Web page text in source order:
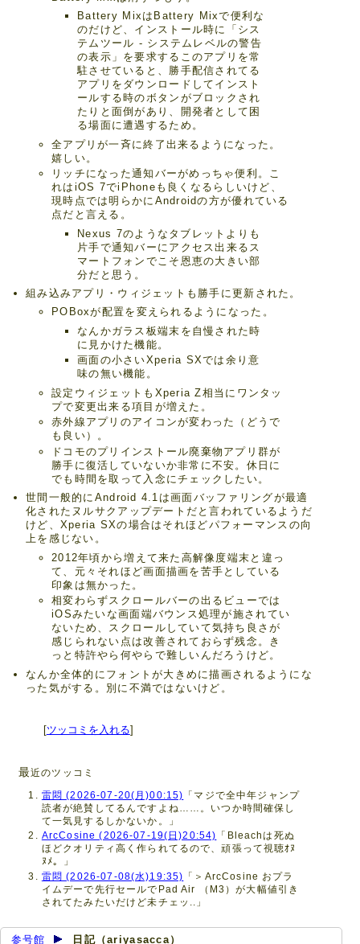
Battery MixはBattery Mixで便利な
のだけど、インストール時に「シス
テムツール - システムレベルの警告
の表示」を要求するこのアプリを常
駐させていると、勝手配信されてる
アプリをダウンロードしてインスト
ールする時のボタンがブロックされ
たりと面倒があり、開発者として困
る場面に遭遇するため。
全アプリが一斉に終了出来るようになった。
嬉しい。
リッチになった通知バーがめっちゃ便利。こ
れはiOS 7でiPhoneも良くなるらしいけど、
現時点では明らかにAndroidの方が優れている
点だと言える。
Nexus 7のようなタブレットよりも
片手で通知バーにアクセス出来るス
マートフォンでこそ恩恵の大きい部
分だと思う。
組み込みアプリ・ウィジェットも勝手に更新された。
POBoxが配置を変えられるようになった。
なんかガラス板端末を自慢された時
に見かけた機能。
画面の小さいXperia SXでは余り意
味の無い機能。
設定ウィジェットもXperia Z相当にワンタッ
プで変更出来る項目が増えた。
赤外線アプリのアイコンが変わった（どうで
も良い）。
ドコモのプリインストール廃棄物アプリ群が
勝手に復活していないか非常に不安。休日に
でも時間を取って入念にチェックしたい。
世間一般的にAndroid 4.1は画面バッファリングが最適
化されたヌルサクアップデートだと言われているようだ
けど、Xperia SXの場合はそれほどパフォーマンスの向
上を感じない。
2012年頃から増えて来た高解像度端末と違っ
て、元々それほど画面描画を苦手としている
印象は無かった。
相変わらずスクロールバーの出るビューでは
iOSみたいな画面端バウンス処理が施されてい
ないため、スクロールしていて気持ち良さが
感じられない点は改善されておらず残念。き
っと特許やら何やらで難しいんだろうけど。
なんか全体的にフォントが大きめに描画されるようにな
った気がする。別に不満ではないけど。
[ツッコミを入れる]
最近のツッコミ
雷悶 (2026-07-20(月)00:15)
「マジで全中年ジャンプ
読者が絶賛してるんですよね……。いつか時間確保し
て一気見するしかないか。」
ArcCosine (2026-07-19(日)20:54)
「Bleachは死ぬ
ほどクオリティ高く作られてるので、頑張って視聴ｵﾇ
ﾇﾒ。」
雷悶 (2026-07-08(水)19:35)
「＞ArcCosine おプラ
イムデーで先行セールでPad Air （M3）が大幅値引き
されてたみたいだけど未チェッ..」
参号館 日記（ariyasacca）